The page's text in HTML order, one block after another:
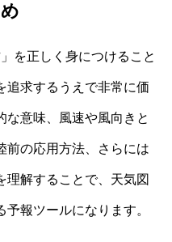
を正しく身につけること
追求するうえで非常に価
な意味、風速や風向きと
前の応用方法、さらには
理解することで、天気図
報ツールになります。